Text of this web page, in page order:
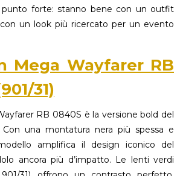
punto forte: stanno bene con un outfit
un look più ricercato per un evento
Mega Wayfarer RB
31)
RB 0840S è la versione bold del
Con una montatura nera più spessa e
amplifica il design iconico del
ancora più d’impatto. Le lenti verdi